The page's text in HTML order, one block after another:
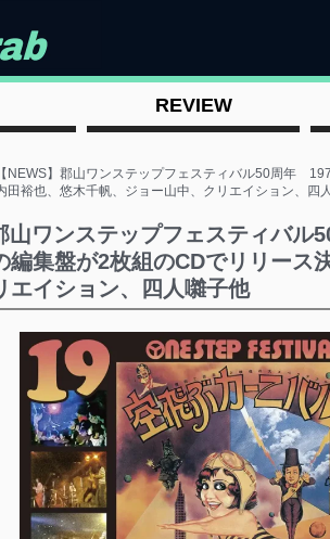
REVIEW
【NEWS】郡山ワンステップフェスティバル50周年
裕也、悠木千帆、ジョー山中、クリエイション、四
山ワンステップフェスティバ
編集盤が2枚組のCDでリリー
エイション、四人囃子他